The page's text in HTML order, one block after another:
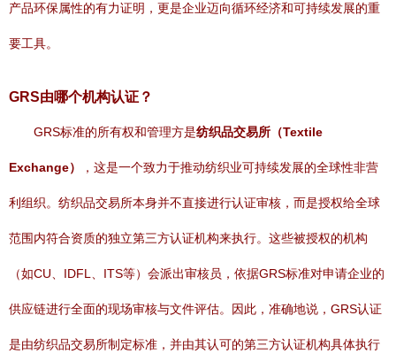
产品环保属性的有力证明，更是企业迈向循环经济和可持续发展的重
要工具。
GRS由哪个机构认证？
GRS标准的所有权和管理方是纺织品交易所（Textile
Exchange） ，这是一个致力于推动纺织业可持续发展的全球性非营
利组织。纺织品交易所本身并不直接进行认证审核，而是授权给全球
范围内符合资质的独立第三方认证机构来执行。这些被授权的机构
（如CU、IDFL、ITS等）会派出审核员，依据GRS标准对申请企业的
供应链进行全面的现场审核与文件评估。因此，准确地说，GRS认证
是由纺织品交易所制定标准，并由其认可的第三方认证机构具体执行